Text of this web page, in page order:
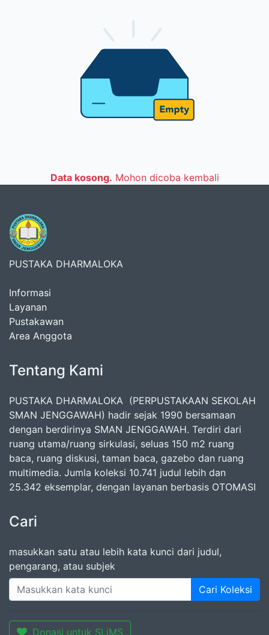
Data kosong. Mohon dicoba kembali
PUSTAKA DHARMALOKA
Informasi
Layanan
Pustakawan
Area Anggota
Tentang Kami
PUSTAKA DHARMALOKA (PERPUSTAKAAN SEKOLAH
SMAN JENGGAWAH) hadir sejak 1990 bersamaan
dengan berdirinya SMAN JENGGAWAH. Terdiri dari
ruang utama/ruang sirkulasi, seluas 150 m2 ruang
baca, ruang diskusi, taman baca, gazebo dan ruang
multimedia. Jumla koleksi 10.741 judul lebih dan
25.342 eksemplar, dengan layanan berbasis OTOMASI
Cari
masukkan satu atau lebih kata kunci dari judul,
pengarang, atau subjek
Cari Koleksi
Donasi untuk SLiMS